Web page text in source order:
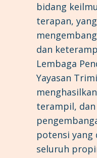
bidang
terapan,
dan
Lembaga
Yayasan
terampil,
potensi yang
seluruh